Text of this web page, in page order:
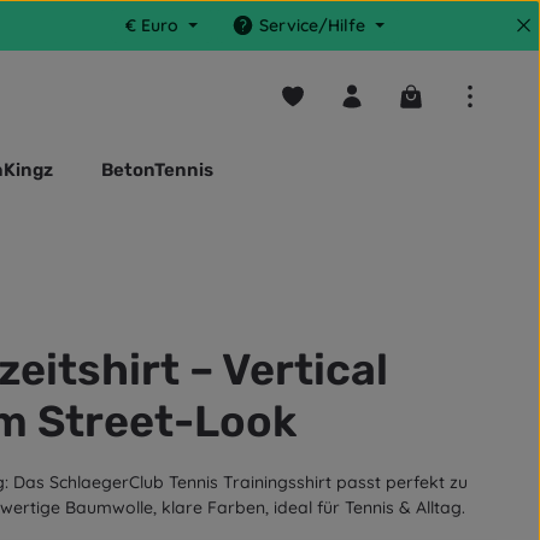
€ Euro Service/Hilfe
Du hast 0 Produkte auf dem
Warenkorb
BetonTennis
– Vertical
Street-Look
Das SchlaegerClub Tennis Trainingsshirt passt perfekt zu
Baumwolle, klare Farben, ideal für Tennis & Alltag.